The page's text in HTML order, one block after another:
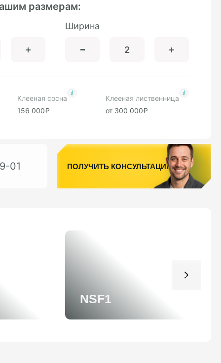
размерам:
Ширина
Клееная сосна
156 000₽
Клееная лиственница
от 300 000₽
01 ПОЛУЧИТЬ КОНСУЛЬТАЦИЮ
NSF1